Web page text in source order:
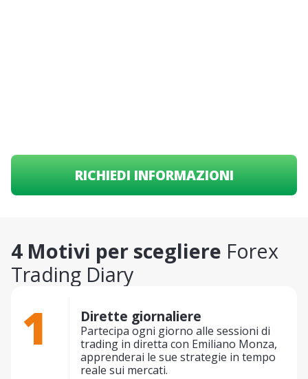
RICHIEDI INFORMAZIONI
4 Motivi per scegliere Forex
Trading Diary
1 Dirette giornaliere
Partecipa ogni giorno alle sessioni di
trading in diretta con Emiliano Monza,
apprenderai le sue strategie in tempo
reale sui mercati.